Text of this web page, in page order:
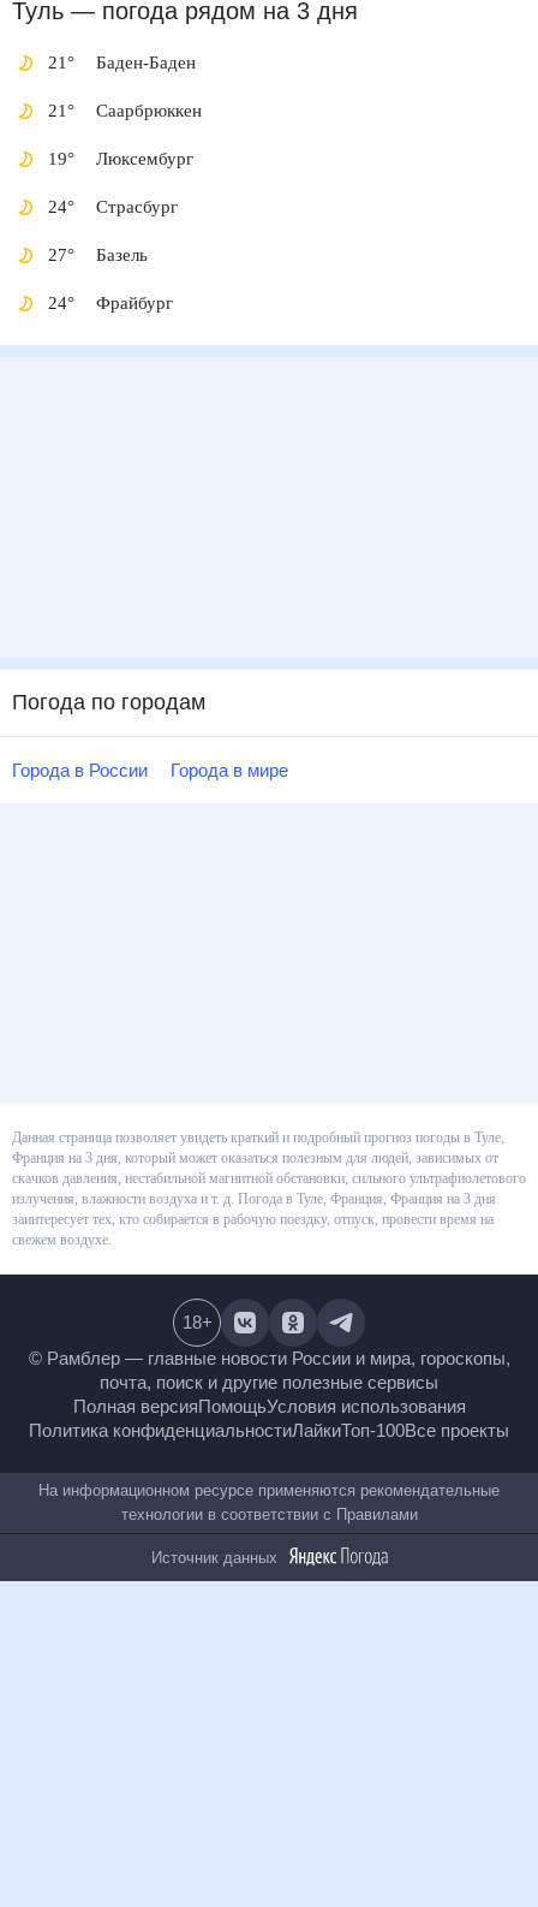
Туль— погода рядомна 3 дня
21° Баден-Баден
21° Саарбрюккен
19° Люксембург
24° Страсбург
27° Базель
24° Фрайбург
Погода по городам
Города в России Города в мире
Данная страница позволяет увидеть краткий и подробный прогноз
погоды в Туле, Франция на 3 дня, который может оказаться полезным
для людей, зависимых от скачков давления, нестабильной магнитной
обстановки, сильного ультрафиолетового излучения, влажности воздуха
и т. д. Погода в Туле, Франция, Франция на 3 дня заинтересует тех, кто
собирается в рабочую поездку, отпуск, провести время на свежем
© Рамблер — главные новости России и мира,
гороскопы, почта, поиск и другие полезные сервисы
Полная версияПомощьУсловия использования
Все проекты
18+
На информационном ресурсе применяются
рекомендательные технологии в соответствии с